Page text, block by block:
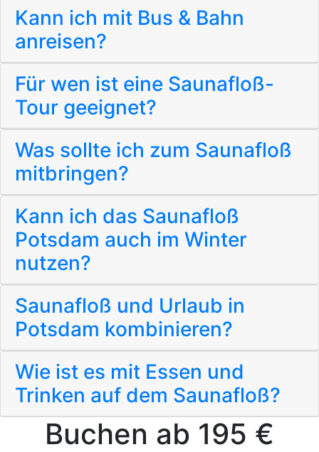
Kann ich mit Bus & Bahn
anreisen?
Für wen ist eine Saunafloß-
Tour geeignet?
Was sollte ich zum Saunafloß
mitbringen?
Kann ich das Saunafloß
Potsdam auch im Winter
nutzen?
Saunafloß und Urlaub in
Potsdam kombinieren?
Wie ist es mit Essen und
Trinken auf dem Saunafloß?
Buchen ab 195 €